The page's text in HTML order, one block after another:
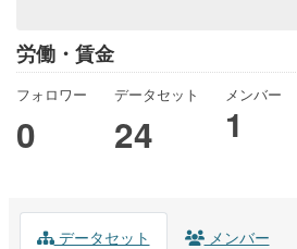
労働・賃金
フォロワー
0
データセット
24
メンバー
1
データセット メンバー